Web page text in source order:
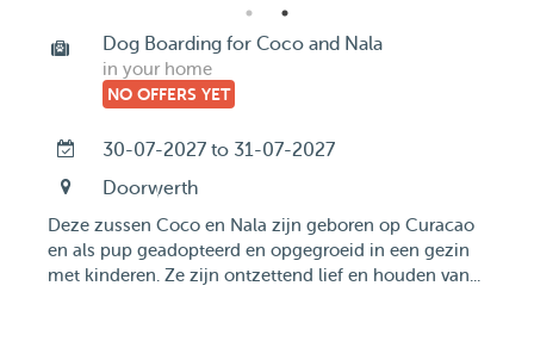
Dog Boarding for Coco and Nala
in your home
NO OFFERS YET
30-07-2027 to 31-07-2027
Doorwerth
Deze zussen Coco en Nala zijn geboren op Curacao
en als pup geadopteerd en opgegroeid in een gezin
met kinderen. Ze zijn ontzettend lief en houden van...